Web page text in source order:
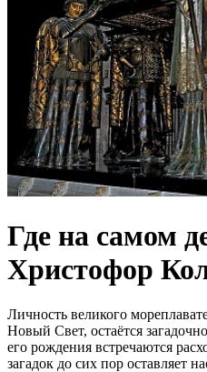
Где на самом
Христофор
Личность великого
Новый Свет, остаётся
его рождения встречаются
загадок до сих пор оставляет